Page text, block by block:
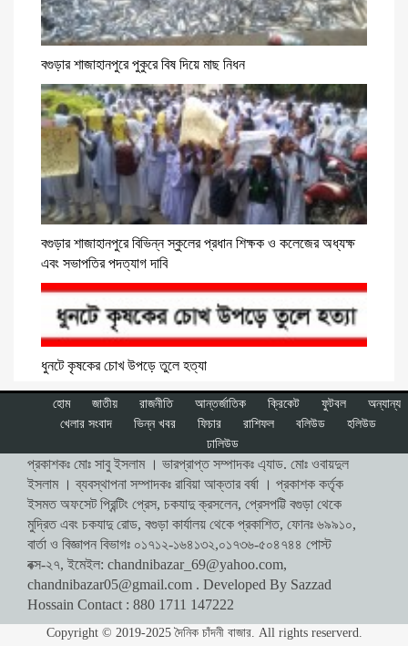
বগুড়ার শাজাহানপুরে পুকুরে বিষ দিয়ে মাছ নিধন
বগুড়ার শাজাহানপুরে বিভিন্ন স্কুলের প্রধান শিক্ষক ও কলেজের অধ্যক্ষ
এবং সভাপতির পদত্যাগ দাবি
ধুনটে কৃষকের চোখ উপড়ে তুলে হত্যা
হোম জাতীয় রাজনীতি আন্তর্জাতিক ক্রিকেট ফুটবল
অন্যান্য
খেলার সংবাদ
ভিন্ন খবর ফিচার রাশিফল বলিউড
হলিউড
ঢালিউড
প্রকাশকঃ মোঃ সাবু ইসলাম । ভারপ্রাপ্ত সম্পাদকঃ এ্যাড. মোঃ ওবায়দুল
ইসলাম । ব্যবস্থাপনা সম্পাদকঃ রাবিয়া আক্তার বর্ষা । প্রকাশক কর্তৃক
ইসমত অফসেট প্রিন্টিং প্রেস, চকযাদু ক্রসলেন, প্রেসপট্টি বগুড়া থেকে
মুদ্রিত এবং চকযাদু রোড, বগুড়া কার্যালয় থেকে প্রকাশিত, ফোনঃ ৬৯৯১০,
বার্তা ও বিজ্ঞাপন বিভাগঃ ০১৭১২-১৬৪১৩২,০১৭৩৬-৫০৪৭৪৪ পোস্ট
বক্স-২৭, ইমেইল: chandnibazar_69@yahoo.com,
chandnibazar05@gmail.com . Developed By Sazzad
Hossain Contact : 880 1711 147222
Copyright © 2019-2025 দৈনিক চাঁদনী বাজার. All rights reserverd.